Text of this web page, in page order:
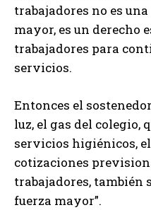
trabajadores no es
mayor, es un derecho
trabajadores para
servicios.
Entonces el
luz, el gas del colegio,
servicios higiénicos,
cotizaciones
trabajadores, también
fuerza mayor”.